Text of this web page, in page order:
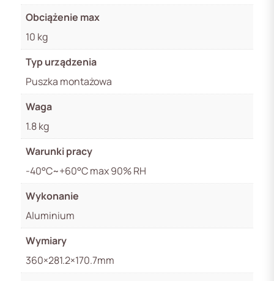
Obciążenie max
10 kg
Typ urządzenia
Puszka montażowa
Waga
1.8 kg
Warunki pracy
-40°C~+60°C max 90% RH
Wykonanie
Aluminium
Wymiary
360×281.2×170.7mm